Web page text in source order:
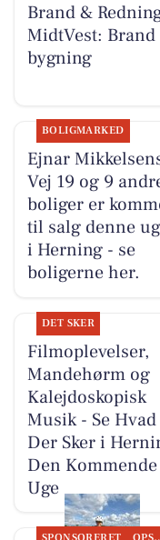
Brand &
MidtVest: Brand
bygning
BOLIGMARKED
Ejnar
Vej 19 og 9
boliger er
til salg denne
i Herning - se
boligerne her.
DET SKER
Filmoplevelser,
Mandehørm og
Kalejdoskopisk
Musik - Se Hvad
Der Sker i
Den Kommende
Uge